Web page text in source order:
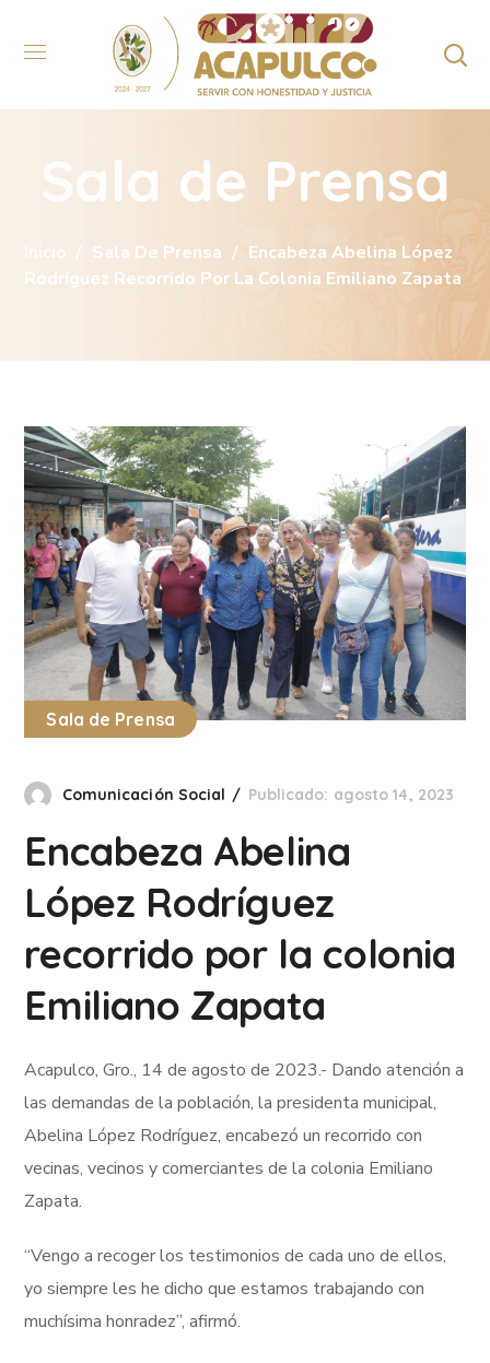
Sala de Prensa
Inicio Sala De Prensa
Encabeza Abelina López
Rodríguez Recorrido Por La Colonia Emiliano Zapata
Sala de Prensa
Comunicación Social Publicado: agosto 14, 2023
Encabeza Abelina
López Rodríguez
recorrido por la colonia
Emiliano Zapata
Acapulco, Gro., 14 de agosto de 2023.- Dando atención a
las demandas de la población, la presidenta municipal,
Abelina López Rodríguez, encabezó un recorrido con
vecinas, vecinos y comerciantes de la colonia Emiliano
Zapata.
“Vengo a recoger los testimonios de cada uno de ellos,
yo siempre les he dicho que estamos trabajando con
muchísima honradez”, afirmó.